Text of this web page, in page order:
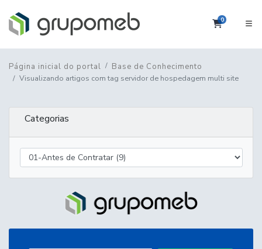
0Carrinho
Página inicial do portal Base de Conhecimento
Visualizando artigos com tag servidor de hospedagem multi site
Categorias